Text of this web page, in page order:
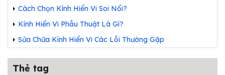
Cách Chọn Kính Hiển Vi Soi Nổi?
Kính Hiển Vi Phẫu Thuật Là Gì?
Sửa Chữa Kính Hiển Vi Các Lỗi Thường Gặp
Thẻ tag